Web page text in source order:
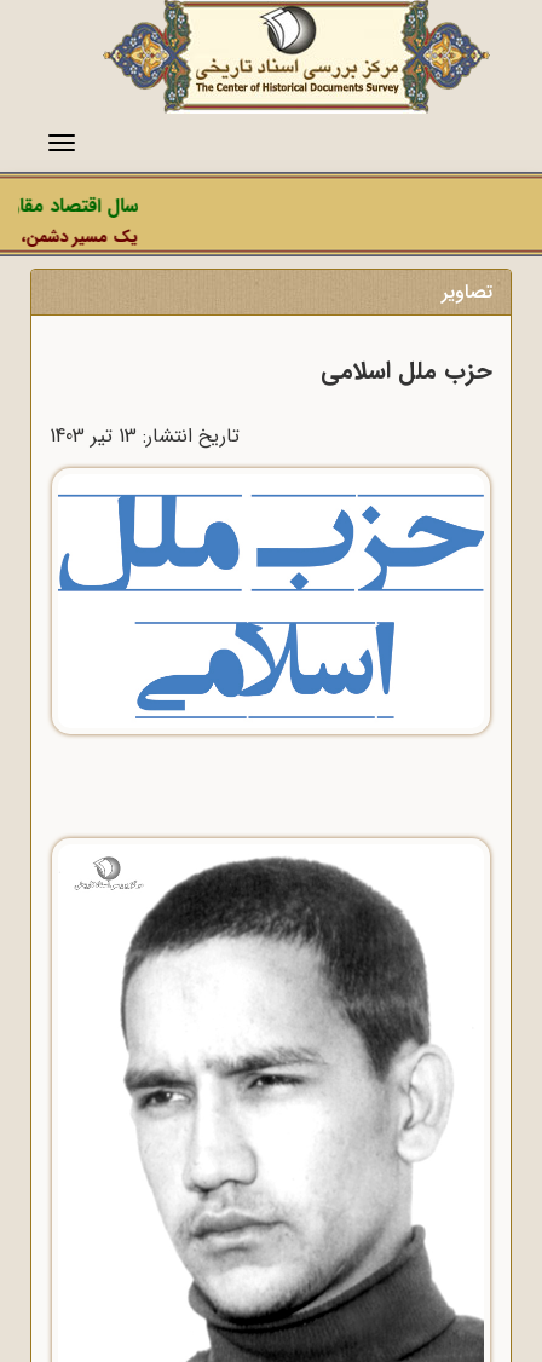
منو
سال اقتصاد
یک مسیر دشمن،
تصاویر
حزب ملل اسلامی
تاریخ انتشار: 13 تير 1403